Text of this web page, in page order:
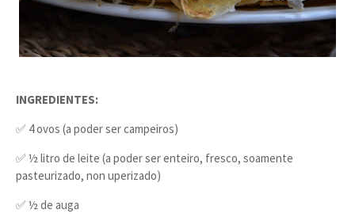
INGREDIENTES:
✅ 4 ovos (a poder ser campeiros)
✅ ½ litro de leite (a poder ser enteiro, fresco, soamente
pasteurizado, non uperizado)
✅ ½ de auga